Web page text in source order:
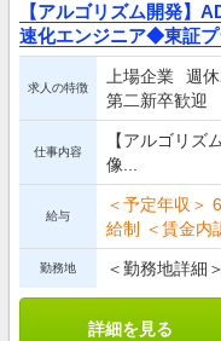
【アルゴリズム開発】
速化エンジニア◆東証プ
求人の特徴
上場企業 週
第二新卒歓迎
仕事内容
【アルゴリズ
像...
給与
＜予定年収＞
給制 ＜賃金内
勤務地 ＜勤務地詳細
詳細を見る